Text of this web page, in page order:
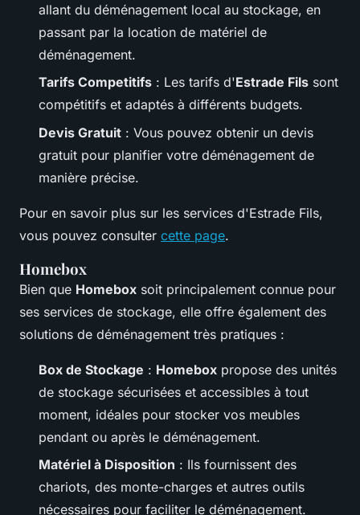
allant du déménagement local au stockage, en
passant par la location de matériel de
déménagement.
Tarifs Competitifs : Les tarifs d'Estrade Fils sont
compétitifs et adaptés à différents budgets.
Devis Gratuit : Vous pouvez obtenir un devis
gratuit pour planifier votre déménagement de
manière précise.
Pour en savoir plus sur les services d'Estrade Fils,
vous pouvez consulter cette page.
Homebox
Bien que Homebox soit principalement connue pour
ses services de stockage, elle offre également des
solutions de déménagement très pratiques :
Box de Stockage : Homebox propose des unités
de stockage sécurisées et accessibles à tout
moment, idéales pour stocker vos meubles
pendant ou après le déménagement.
Matériel à Disposition : Ils fournissent des
chariots, des monte-charges et autres outils
nécessaires pour faciliter le déménagement.